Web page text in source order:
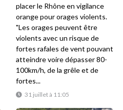
31 juillet à 11:05
placer le Rhône en vigilance
orange pour orages violents.
"Les orages peuvent être
violents avec un risque de
fortes rafales de vent pouvant
atteindre voire dépasser 80-
100km/h, de la grêle et de
fortes...